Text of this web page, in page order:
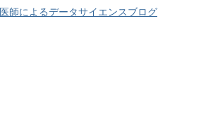
医師によるデータサイエンスブログ